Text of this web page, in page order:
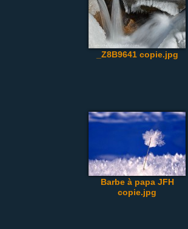
_Z8B9641 copie.jpg
Barbe à papa JFH
copie.jpg